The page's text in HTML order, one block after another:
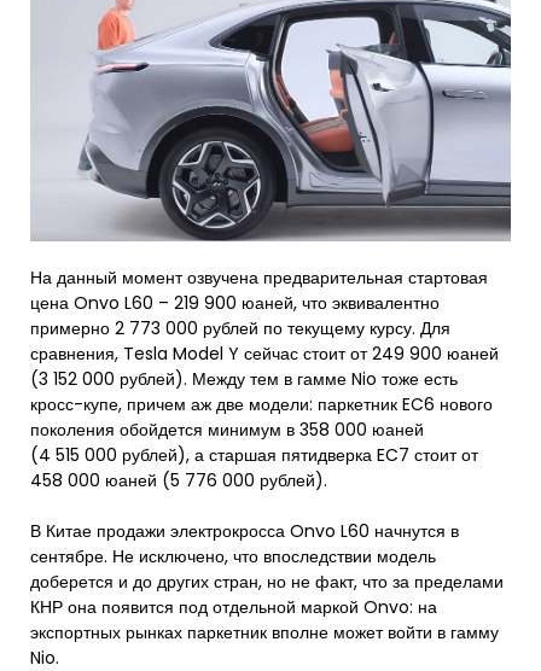
На данный момент озвучена предварительная стартовая
цена Onvo L60 – 219 900 юаней, что эквивалентно
примерно 2 773 000 рублей по текущему курсу. Для
сравнения, Tesla Model Y сейчас стоит от 249 900 юаней
(3 152 000 рублей). Между тем в гамме Nio тоже есть
кросс-купе, причем аж две модели: паркетник EC6 нового
поколения обойдется минимум в 358 000 юаней
(4 515 000 рублей), а старшая пятидверка EC7 стоит от
458 000 юаней (5 776 000 рублей).
В Китае продажи электрокросса Onvo L60 начнутся в
сентябре. Не исключено, что впоследствии модель
доберется и до других стран, но не факт, что за пределами
КНР она появится под отдельной маркой Onvo: на
экспортных рынках паркетник вполне может войти в гамму
Nio.